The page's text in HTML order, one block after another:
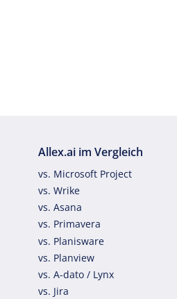
Allex.ai im Vergleich
vs. Microsoft Project
vs. Wrike
vs. Asana
vs. Primavera
vs. Planisware
vs. Planview
vs. A-dato / Lynx
vs. Jira